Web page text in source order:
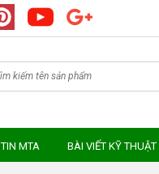
TIN MTA BÀI VIẾT KỸ THUẬT